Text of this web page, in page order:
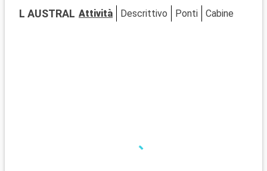
L AUSTRAL Attività Descrittivo Ponti Cabine